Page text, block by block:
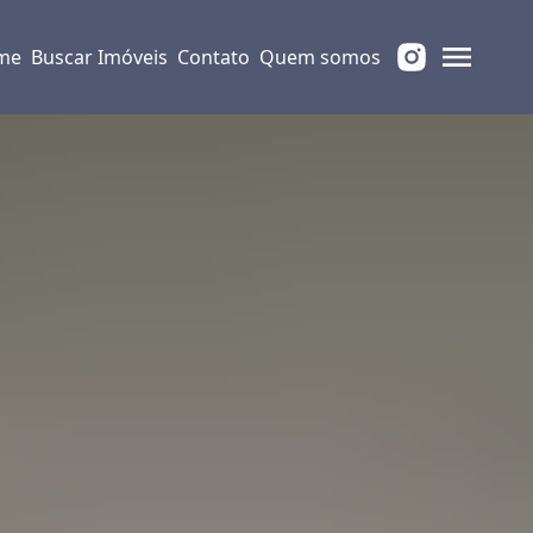
Buscar Imóveis Contato Quem somos